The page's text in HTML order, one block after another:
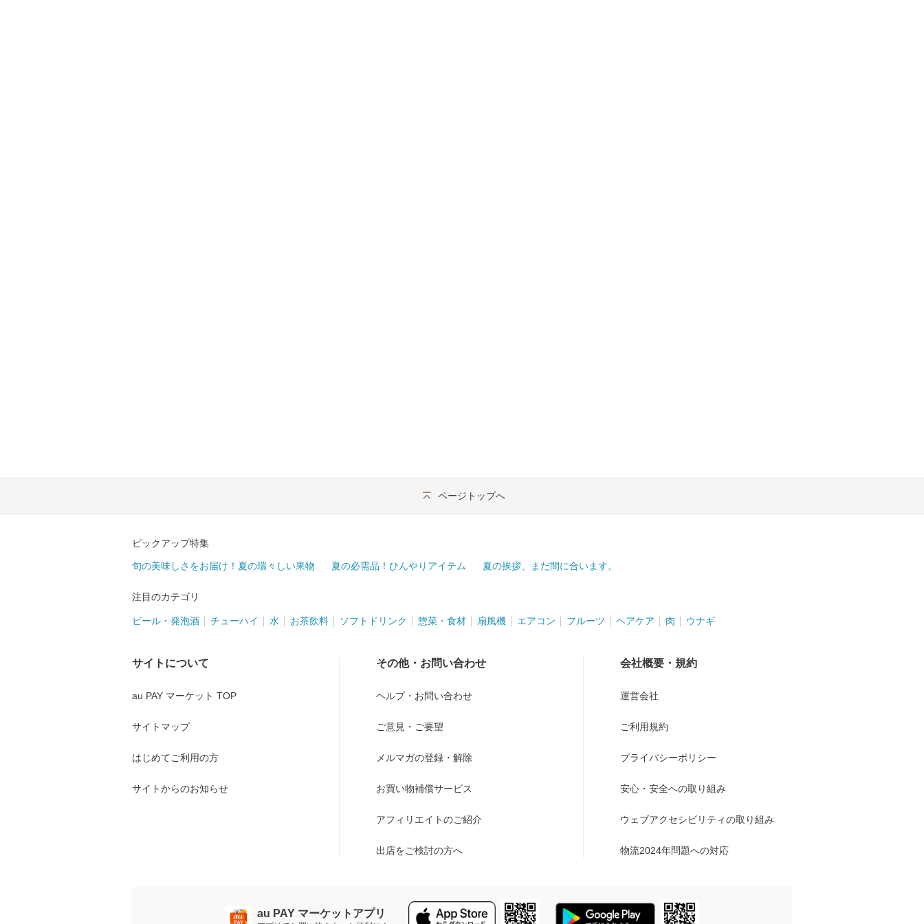
ページトップへ
ピックアップ特集
旬の美味しさをお届け！夏の瑞々しい果物 夏の必需品！ひんやりアイテム 夏の挨拶、まだ間に合います。
注目のカテゴリ
ビール・発泡酒 チューハイ 水 お茶飲料 ソフトドリンク 惣菜・食材 扇風機 エアコン フルーツ ヘアケア 肉 ウナギ
サイトについて
au PAY マーケット TOP
サイトマップ
はじめてご利用の方
サイトからのお知らせ
その他・お問い合わせ
ヘルプ・お問い合わせ
ご意見・ご要望
メルマガの登録・解除
お買い物補償サービス
アフィリエイトのご紹介
出店をご検討の方へ
会社概要・規約
運営会社
ご利用規約
プライバシーポリシー
安心・安全への取り組み
ウェブアクセシビリティの取り組み
物流2024年問題への対応
au PAY マーケットアプリ